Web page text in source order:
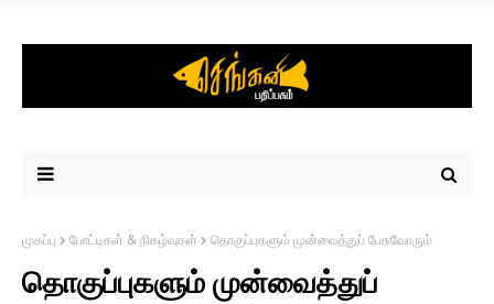
முகப்பு போட்டிகள் & நிகழ்வுகள் தொகுப்புகளும் முன்வைத்துப் பேசுவோரும்
தொகுப்புகளும் முன்வைத்துப்